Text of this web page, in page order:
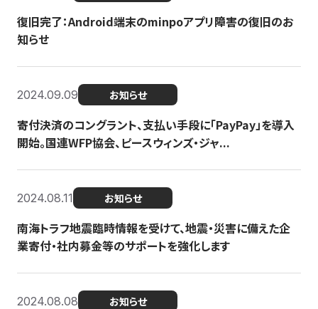
復旧完了：Android端末のminpoアプリ障害の復旧のお
知らせ
2024.09.09 お知らせ
寄付決済のコングラント、支払い手段に「PayPay」を導入
開始。国連WFP協会、ピースウィンズ・ジャ...
2024.08.11 お知らせ
南海トラフ地震臨時情報を受けて、地震・災害に備えた企
業寄付・社内募金等のサポートを強化します
2024.08.08 お知らせ